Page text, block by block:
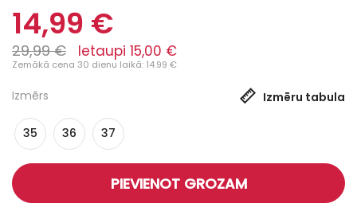
14,99 €
29,99 € Ietaupi 15,00 €
Zemākā cena 30 dienu laikā: 14.99 €
Izmērs Izmēru tabula
35 36 37
PIEVIENOT GROZAM